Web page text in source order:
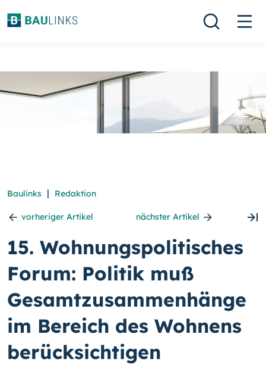
Baulinks | Redaktion
vorheriger Artikel nächster Artikel
15. Wohnungspolitisches
Forum: Politik muß
Gesamtzusammenhänge
im Bereich des Wohnens
berücksichtigen